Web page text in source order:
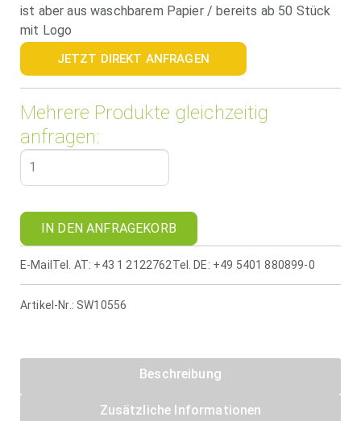
ist aber aus waschbarem Papier / bereits ab 50 Stück
mit Logo
JETZT DIREKT ANFRAGEN
Mehrere Produkte gleichzeitig
anfragen:
IN DEN ANFRAGEKORB
E-Mail Tel. AT: +43 1 2122762Tel. DE: +49 5401 880899-0
Artikel-Nr.: SW10556
Beschreibung
Zusätzliche Informationen